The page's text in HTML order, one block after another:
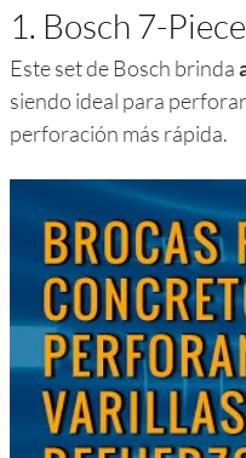
1. Bosch 7-
Este set de Bosch brinda
siendo ideal para
perforación más rápida.